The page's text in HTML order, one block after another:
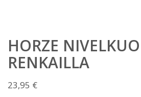
HORZE
RENKAILLA
23,95 €